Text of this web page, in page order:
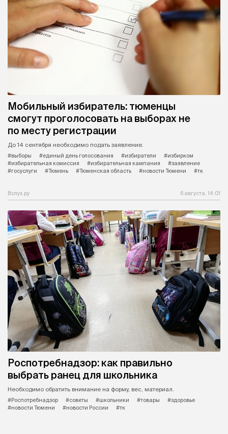
Мобильный избиратель: тюменцы
смогут проголосовать на выборах не
по месту регистрации
До 14 сентября необходимо подать заявление.
#выборы
#единый день голосования #избиратели
#избирком
#избирательная комиссия
#избирательная кампания
#заявление
#госуслуги
#Тюмень #Тюменская область #новости Тюмени #тк
Вслух.ру 6 августа, 14:01
Роспотребнадзор: как правильно
выбрать ранец для школьника
Необходимо обратить внимание на форму, вес, материал.
#Роспотребнадзор
#советы #школьники #товары
#здоровье
#новости Тюмени
#новости России #тк